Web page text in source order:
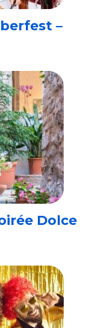
–
Dolce